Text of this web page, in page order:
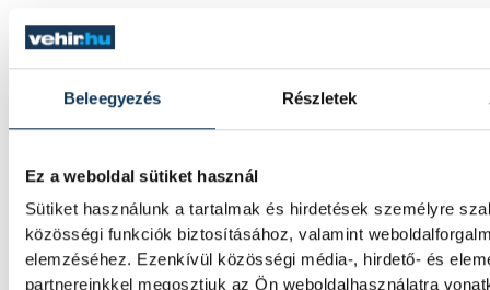
Beleegyezés Részletek
Ez a weboldal sütiket használ
Sütiket használunk a tartalmak és hirdetések személyre
közösségi funkciók biztosításához, valamint
elemzéséhez. Ezenkívül közösségi média-, hirdető- és
partnereinkkel megosztjuk az Ön weboldalhasználatra
TOVÁBBI CIKKEK
VESZPRÉMFEST
Pink Martinivel frissültünk
hőségben
Nemzetközi repertoárral lépett színpadra